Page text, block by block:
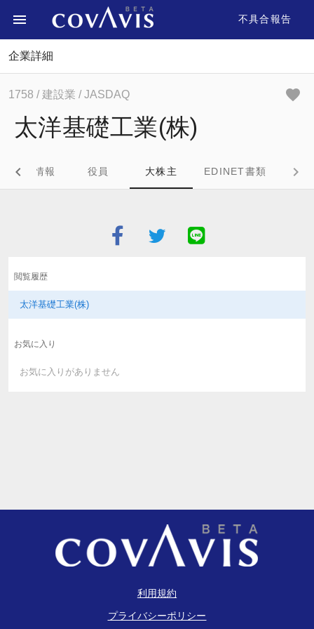
不具合報告
企業詳細
1758 / 建設業 / JASDAQ
太洋基礎工業(株)
企業情報 役員 大株主 EDINET書類
閲覧履歴
太洋基礎工業(株)
お気に入り
お気に入りがありません
利用規約
プライバシーポリシー